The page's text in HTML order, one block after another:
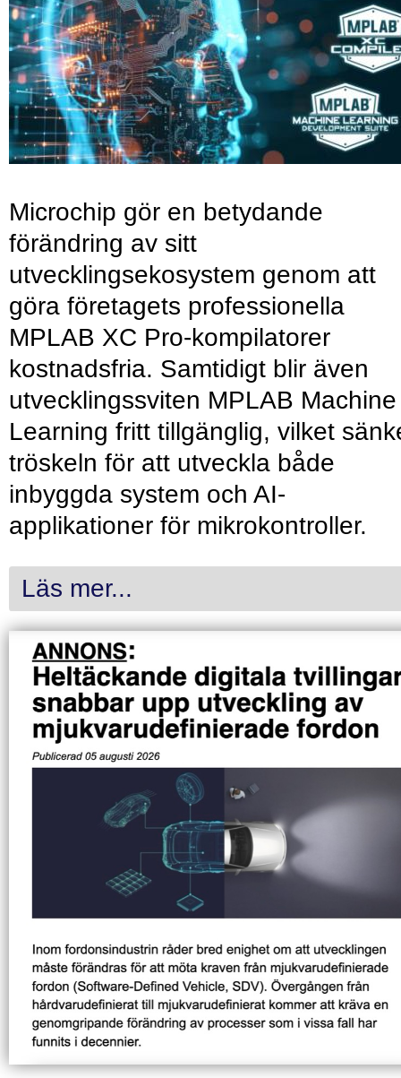
Microchip gör en betydande
förändring av sitt
utvecklingsekosystem genom att
göra företagets professionella
MPLAB XC Pro-kompilatorer
kostnadsfria. Samtidigt blir även
utvecklingssviten MPLAB Machine
Learning fritt tillgänglig, vilket
tröskeln för att utveckla både
inbyggda system och AI-
applikationer för mikrokontroller.
Läs mer...